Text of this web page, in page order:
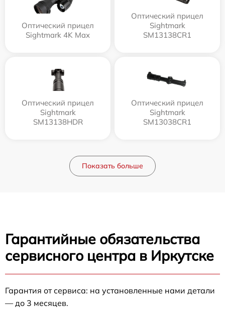
Оптический прицел
Sightmark 4K Max
Оптический прицел
Sightmark
SM13138CR1
Оптический прицел
Sightmark
SM13138HDR
Оптический прицел
Sightmark
SM13038CR1
Показать больше
Гарантийные обязательства
сервисного центра в Иркутске
Гарантия от сервиса: на установленные нами детали
— до 3 месяцев.